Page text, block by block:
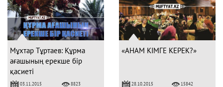
Мұхтар Тұртаев: Құрма
ағашының ерекше бір
қасиеті
03.11.2015 8823
«АНАМ КІМГЕ КЕРЕК?»
28.10.2015 15842